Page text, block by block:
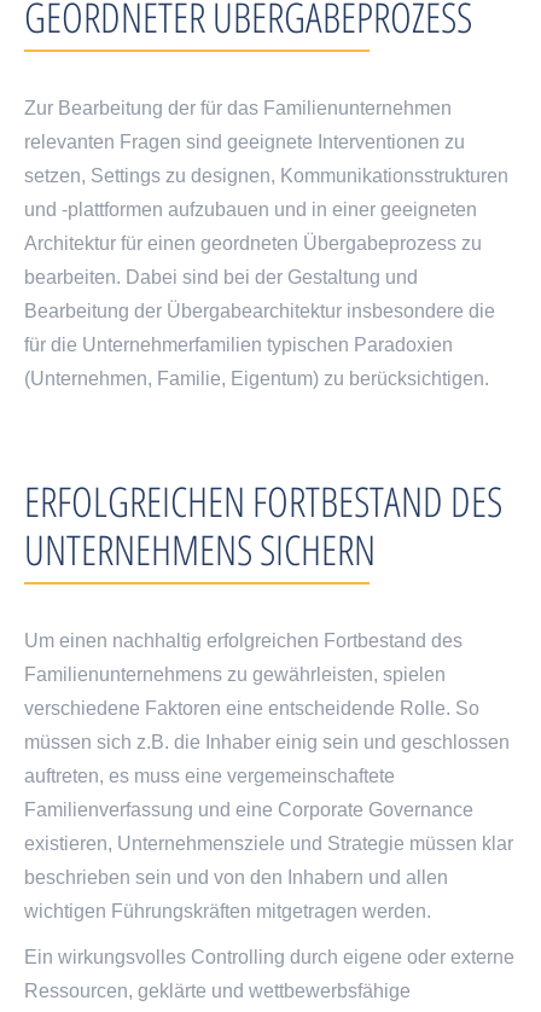
GEORDNETER ÜBERGABEPROZESS
Zur Bearbeitung der für das Familienunternehmen
relevanten Fragen sind geeignete Interventionen zu
setzen, Settings zu designen, Kommunikationsstrukturen
und -plattformen aufzubauen und in einer geeigneten
Architektur für einen geordneten Übergabeprozess zu
bearbeiten. Dabei sind bei der Gestaltung und
Bearbeitung der Übergabearchitektur insbesondere die
für die Unternehmerfamilien typischen Paradoxien
(Unternehmen, Familie, Eigentum) zu berücksichtigen.
ERFOLGREICHEN FORTBESTAND DES
UNTERNEHMENS SICHERN
Um einen nachhaltig erfolgreichen Fortbestand des
Familienunternehmens zu gewährleisten, spielen
verschiedene Faktoren eine entscheidende Rolle. So
müssen sich z.B. die Inhaber einig sein und geschlossen
auftreten, es muss eine vergemeinschaftete
Familienverfassung und eine Corporate Governance
existieren, Unternehmensziele und Strategie müssen klar
beschrieben sein und von den Inhabern und allen
wichtigen Führungskräften mitgetragen werden.
Ein wirkungsvolles Controlling durch eigene oder externe
Ressourcen, geklärte und wettbewerbsfähige